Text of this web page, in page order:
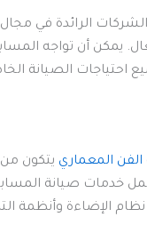
الرائدة في
أن تواجه
الصيانة
الفن المعماري يتكون
خدمات صيانة
الإضاءة وأنظمة